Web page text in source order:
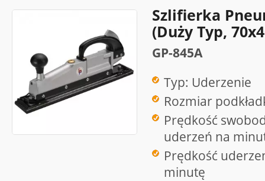
Szlifierka
(duży Typ,
GP-845A
Typ: Uderzenie
Rozmiar
Prędkość
uderzeń na
Prędkość
minutę